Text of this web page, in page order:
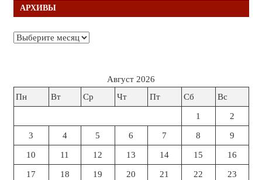
АРХИВЫ
Архивы
Август 2026
Пн
Вт Ср Чт Пт Сб Вс
1 2
3 4 5 6 7 8 9
10 11 12 13 14 15 16
17 18 19 20 21 22 23